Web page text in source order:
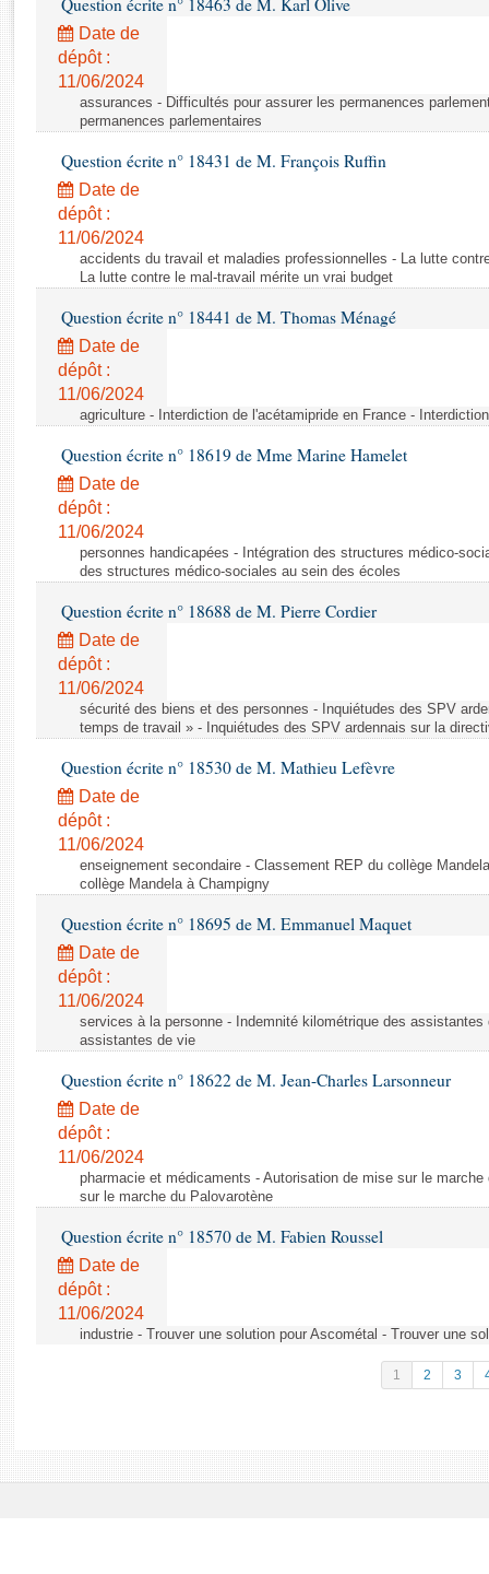
Rapports d'enquête
Rapports législatifs
Rapports sur l'application des lois
Baromètre de l’application des lois
Budget et sécurité sociale
Questions écrites et orales
Comptes rendus des débats
Question écrite n° 18463 de M. Karl Olive
Date de
dépôt :
11/06/2024
assurances - Difficultés pour assurer les permanences
permanences parlementaires
Question écrite n° 18431 de M. François Ruffin
Date de
dépôt :
11/06/2024
accidents du travail et maladies professionnelles - La lutte
La lutte contre le mal-travail mérite un vrai budget
Question écrite n° 18441 de M. Thomas Ménagé
Date de
dépôt :
11/06/2024
agriculture - Interdiction de l'acétamipride en France -
Question écrite n° 18619 de Mme Marine Hamelet
Date de
dépôt :
11/06/2024
personnes handicapées - Intégration des structures médico-
des structures médico-sociales au sein des écoles
Question écrite n° 18688 de M. Pierre Cordier
Date de
dépôt :
11/06/2024
sécurité des biens et des personnes - Inquiétudes des SPV
temps de travail » - Inquiétudes des SPV ardennais sur la
Question écrite n° 18530 de M. Mathieu Lefèvre
Date de
dépôt :
11/06/2024
enseignement secondaire - Classement REP du collège
collège Mandela à Champigny
Question écrite n° 18695 de M. Emmanuel Maquet
Date de
dépôt :
11/06/2024
services à la personne - Indemnité kilométrique des
assistantes de vie
Question écrite n° 18622 de M. Jean-Charles Larsonneur
Date de
dépôt :
11/06/2024
pharmacie et médicaments - Autorisation de mise sur le
sur le marche du Palovarotène
Question écrite n° 18570 de M. Fabien Roussel
Date de
dépôt :
11/06/2024
industrie - Trouver une solution pour Ascométal - Trouver une
1 2 3